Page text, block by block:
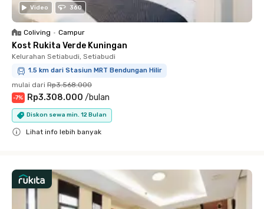
Video 360
Coliving • Campur
Kost Rukita Verde Kuningan
Kelurahan Setiabudi, Setiabudi
1.5 km dari Stasiun MRT Bendungan Hilir
mulai dari Rp3.568.000
-7% Rp3.308.000 /bulan
Diskon sewa min. 12 Bulan
Lihat info lebih banyak